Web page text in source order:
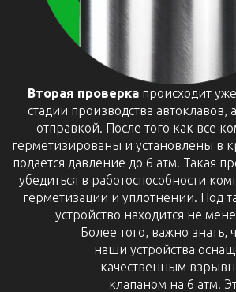
Вторая проверка происходит
стадии производства
отправкой. После того как все
герметизированы и установлены в
подается давление до 6 атм. Такая
убедиться в работоспособности
герметизации и уплотнении. Под
устройство находится не
Более того, важно знать,
наши устройства
качественным
клапаном на 6 атм.